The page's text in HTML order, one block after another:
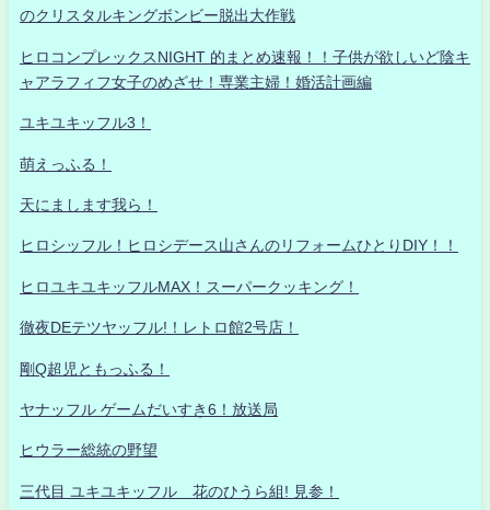
のクリスタルキングボンビー脱出大作戦
ヒロコンプレックスNIGHT 的まとめ速報！！子供が欲しいど陰キ
ャアラフィフ女子のめざせ！専業主婦！婚活計画編
ユキユキッフル3！
萌えっふる！
天にまします我ら！
ヒロシッフル！ヒロシデース山さんのリフォームひとりDIY！！
ヒロユキユキッフルMAX！スーパークッキング！
徹夜DEテツヤッフル!！レトロ館2号店！
剛Q超児ともっふる！
ヤナッフル ゲームだいすき6！放送局
ヒウラー総統の野望
三代目 ユキユキッフル 花のひうら組! 見参！